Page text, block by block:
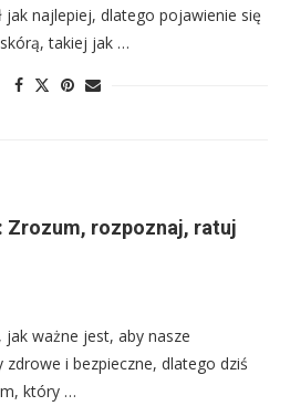
jak najlepiej, dlatego pojawienie się
takiej jak …
Zrozum, rozpoznaj, ratuj
jak ważne jest, aby nasze
zdrowe i bezpieczne, dlatego dziś
który …